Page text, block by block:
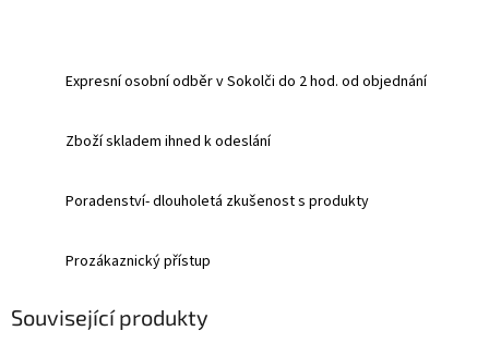
Expresní osobní odběr v Sokolči do 2 hod. od objednání
Zboží skladem ihned k odeslání
Poradenství- dlouholetá zkušenost s produkty
Prozákaznický přístup
Související produkty